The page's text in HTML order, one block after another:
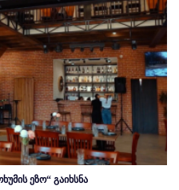
ეზო“ გაიხსნა